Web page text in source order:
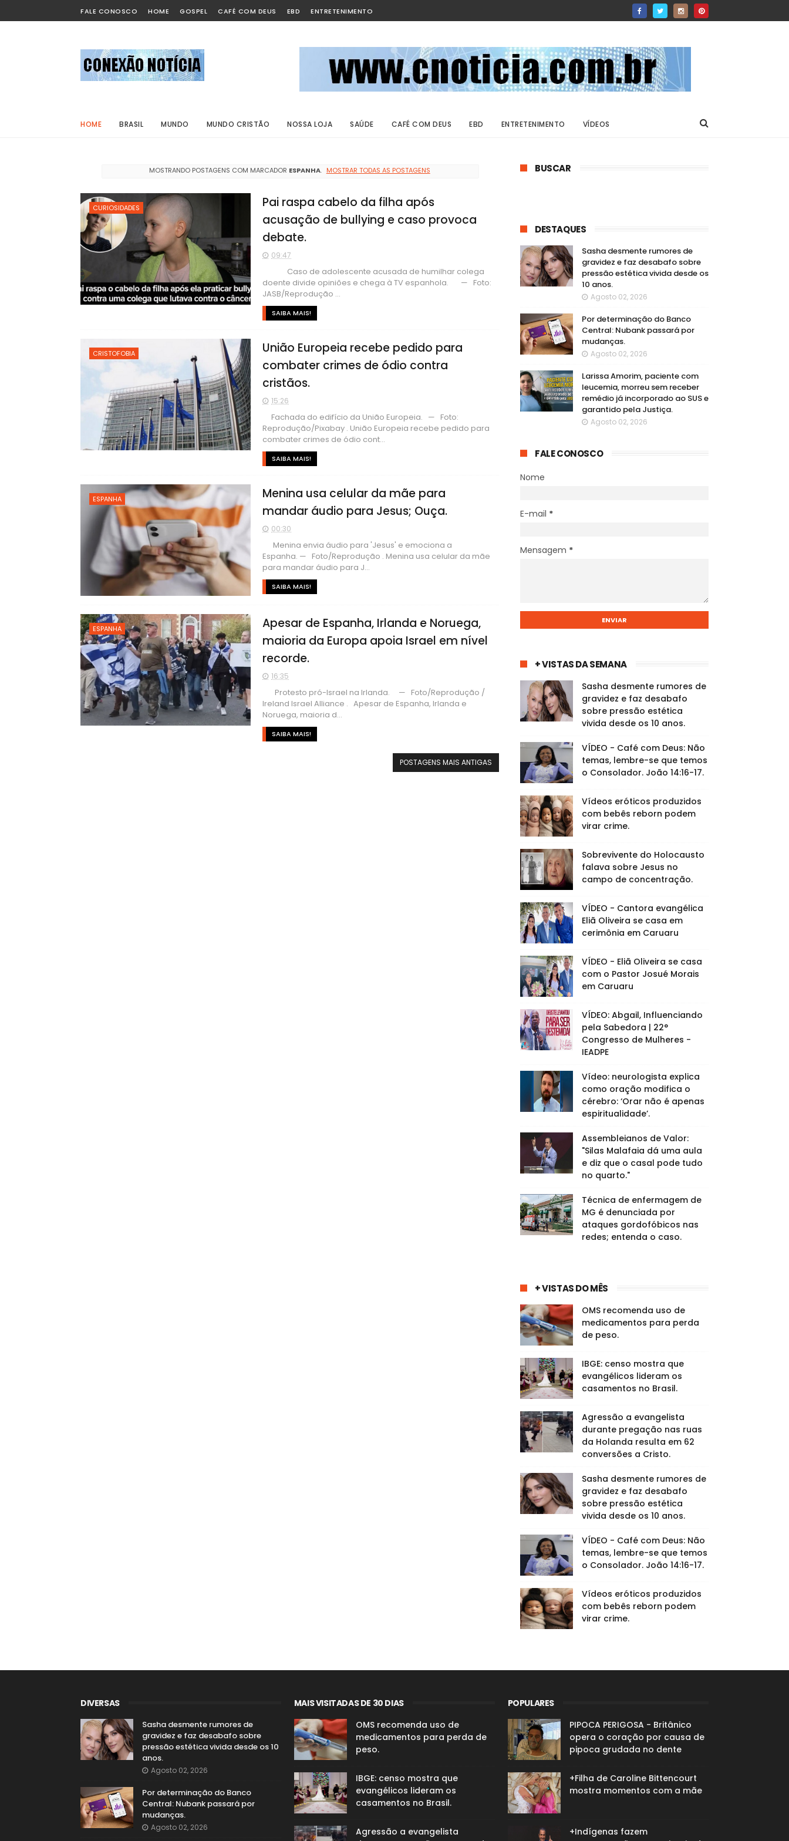
FALE CONOSCO HOME GOSPEL CAFÉ COM DEUS EBD ENTRETENIMENTO
HOME BRASIL MUNDO MUNDO CRISTÃO NOSSA LOJA SAÚDE CAFÉ COM DEUS EBD ENTRETENIMENTO VÍDEOS
MOSTRANDO POSTAGENS COM MARCADOR ESPANHA. MOSTRAR TODAS AS POSTAGENS
CURIOSIDADES
Pai raspa cabelo da filha após
acusação de bullying e caso provoca
debate.
09:47
Caso de adolescente acusada de humilhar colega
doente divide opiniões e chega à TV espanhola. — Foto:
JASB/Reprodução ...
SAIBA MAIS!
CRISTOFOBIA
União Europeia recebe pedido para
combater crimes de ódio contra
cristãos.
15:26
Fachada do edifício da União Europeia. — Foto:
Reprodução/Pixabay . União Europeia recebe pedido para
combater crimes de ódio cont...
SAIBA MAIS!
ESPANHA
Menina usa celular da mãe para
mandar áudio para Jesus; Ouça.
00:30
Menina envia áudio para 'Jesus' e emociona a
Espanha. — Foto/Reprodução . Menina usa celular da mãe
para mandar áudio para J...
SAIBA MAIS!
ESPANHA
Apesar de Espanha, Irlanda e Noruega,
maioria da Europa apoia Israel em nível
recorde.
16:35
Protesto pró-Israel na Irlanda. — Foto/Reprodução /
Ireland Israel Alliance . Apesar de Espanha, Irlanda e
Noruega, maioria d...
SAIBA MAIS!
POSTAGENS MAIS ANTIGAS
BUSCAR
DESTAQUES
Sasha desmente rumores de
gravidez e faz desabafo sobre
pressão estética vivida desde os
10 anos.
Agosto 02, 2026
Por determinação do Banco
Central: Nubank passará por
mudanças.
Agosto 02, 2026
Larissa Amorim, paciente com
leucemia, morreu sem receber
remédio já incorporado ao SUS e
garantido pela Justiça.
Agosto 02, 2026
FALE CONOSCO
Nome
E-mail *
Mensagem *
+ VISTAS DA SEMANA
Sasha desmente rumores de
gravidez e faz desabafo
sobre pressão estética
vivida desde os 10 anos.
VÍDEO - Café com Deus: Não
temas, lembre-se que temos
o Consolador. João 14:16-17.
Vídeos eróticos produzidos
com bebês reborn podem
virar crime.
Sobrevivente do Holocausto
falava sobre Jesus no
campo de concentração.
VÍDEO - Cantora evangélica
Eliã Oliveira se casa em
cerimônia em Caruaru
VÍDEO - Eliã Oliveira se casa
com o Pastor Josué Morais
em Caruaru
VÍDEO: Abgail, Influenciando
pela Sabedora | 22°
Congresso de Mulheres -
IEADPE
Vídeo: neurologista explica
como oração modifica o
cérebro: ‘Orar não é apenas
espiritualidade’.
Assembleianos de Valor:
"Silas Malafaia dá uma aula
e diz que o casal pode tudo
no quarto."
Técnica de enfermagem de
MG é denunciada por
ataques gordofóbicos nas
redes; entenda o caso.
+ VISTAS DO MÊS
OMS recomenda uso de
medicamentos para perda
de peso.
IBGE: censo mostra que
evangélicos lideram os
casamentos no Brasil.
Agressão a evangelista
durante pregação nas ruas
da Holanda resulta em 62
conversões a Cristo.
Sasha desmente rumores de
gravidez e faz desabafo
sobre pressão estética
vivida desde os 10 anos.
VÍDEO - Café com Deus: Não
temas, lembre-se que temos
o Consolador. João 14:16-17.
Vídeos eróticos produzidos
com bebês reborn podem
virar crime.
DIVERSAS
Sasha desmente rumores de
gravidez e faz desabafo sobre
pressão estética vivida desde os 10
anos.
Agosto 02, 2026
Por determinação do Banco
Central: Nubank passará por
mudanças.
Agosto 02, 2026
MAIS VISITADAS DE 30 DIAS
OMS recomenda uso de
medicamentos para perda de
peso.
IBGE: censo mostra que
evangélicos lideram os
casamentos no Brasil.
Agressão a evangelista
POPULARES
PIPOCA PERIGOSA - Britânico
opera o coração por causa de
pipoca grudada no dente
+Filha de Caroline Bittencourt
mostra momentos com a mãe
+Indígenas fazem